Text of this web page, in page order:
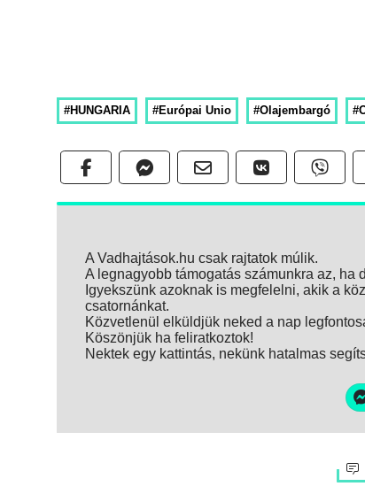
#HUNGARIA #Európai Unio #Olajembargó
A Vadhajtások.hu csak rajtatok múlik.
A legnagyobb támogatás számunkra az, ha
Igyekszünk azoknak is megfelelni, akik a
csatornánkat.
Közvetlenül elküldjük neked a nap
Köszönjük ha feliratkoztok!
Nektek egy kattintás, nekünk hatalmas